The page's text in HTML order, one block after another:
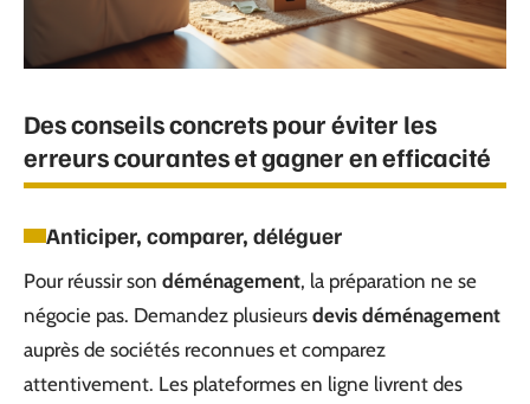
Des conseils concrets pour éviter les
erreurs courantes et gagner en efficacité
Anticiper, comparer, déléguer
Pour réussir son déménagement, la préparation ne se
négocie pas. Demandez plusieurs devis déménagement
auprès de sociétés reconnues et comparez
attentivement. Les plateformes en ligne livrent des